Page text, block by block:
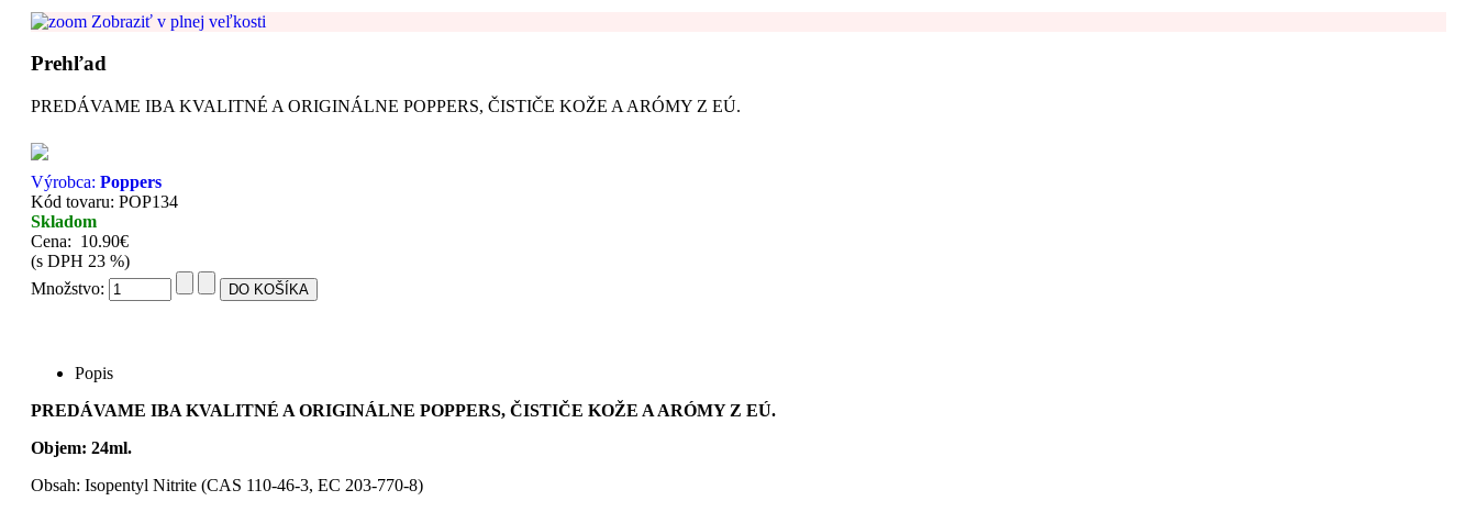
Zobraziť v plnej veľkosti
Prehľad
PREDÁVAME IBA KVALITNÉ A ORIGINÁLNE POPPERS, ČISTIČE KOŽE A ARÓMY Z EÚ.
Výrobca: Poppers
Kód tovaru: POP134
Skladom
Cena: 10.90€
(s DPH 23 %)
Množstvo:
Popis
PREDÁVAME IBA KVALITNÉ A ORIGINÁLNE POPPERS, ČISTIČE KOŽE A ARÓMY Z EÚ.
Objem: 24ml.
Obsah: Isopentyl Nitrite (CAS 110-46-3, EC 203-770-8)